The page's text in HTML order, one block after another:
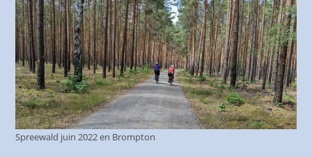
Spreewald juin 2022 en Brompton